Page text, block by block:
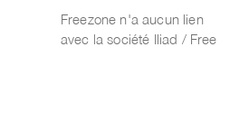
Freezone n'a aucun lien
avec la société Iliad / Free